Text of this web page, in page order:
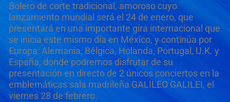
Bolero de corte tradicional, amoroso cuyo
lanzamiento mundial será el 24 de enero, que
presentará en una importante gira internacional que
se inicia este mismo día en México, y continúa por
Europa: Alemania, Bélgica, Holanda, Portugal, U.K. y
España, donde podremos disfrutar de su
presentación en directo de 2 únicos conciertos en la
emblemáticas sala madrileña GALILEO GALILEI, el
viernes 28 de febrero.